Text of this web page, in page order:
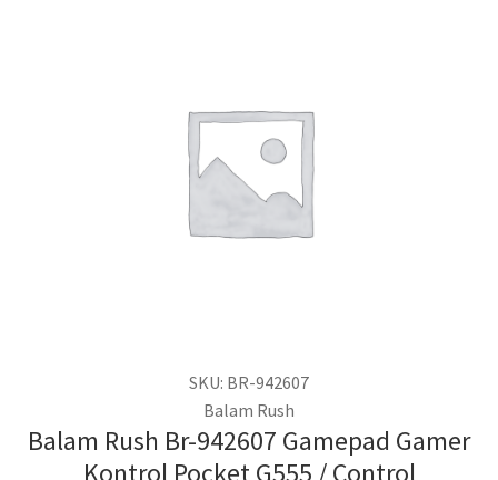
SKU: BR-942607
Balam Rush
Balam Rush Br-942607 Gamepad Gamer
Kontrol Pocket G555 / Control